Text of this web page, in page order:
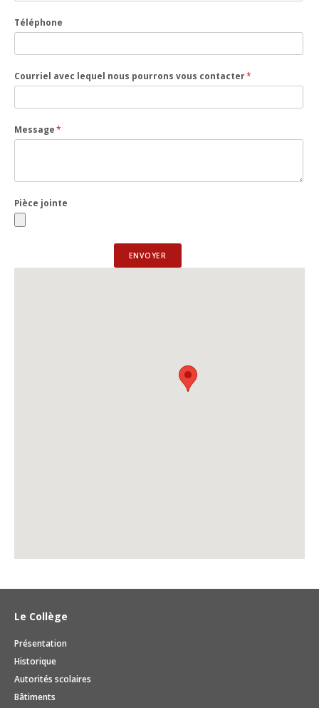
Téléphone
Courriel avec lequel nous pourrons vous contacter*
Message*
Pièce jointe
ENVOYER
Le Collège
Présentation
Historique
Autorités scolaires
Bâtiments